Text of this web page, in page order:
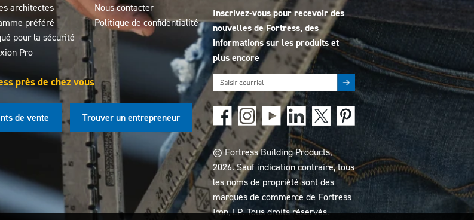
architectes
préféré
pour la sécurité
Pro
Nous contacter
Politique de confidentialité
près de chez vous
de vente Trouver un entrepreneur
Inscrivez-vous pour recevoir des
nouvelles de Fortress, des
informations sur les produits et
plus encore
© Fortress Building Products,
2026. Sauf indication contraire, tous
les noms de propriété sont des
marques de commerce de Fortress
Iron, LP. Tous droits réservés.